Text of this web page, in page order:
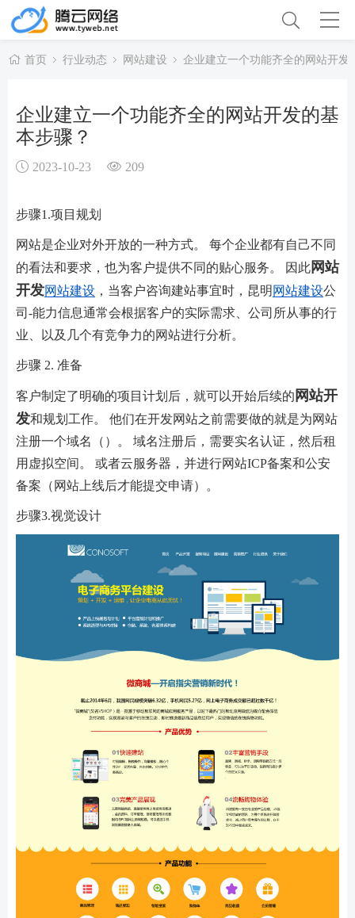
首页 行业动态 网站建设 企业建立一个功能齐全的网站开发
企业建立一个功能齐全的网站开发的基
本步骤？
2023-10-23 209
步骤1.项目规划
网站是企业对外开放的一种方式。 每个企业都有自己不同
的看法和要求，也为客户提供不同的贴心服务。 因此网站
开发网站建设 ，当客户咨询建站事宜时，昆明 网站建设公
司-能力信息通常会根据客户的实际需求、公司所从事的行
业、以及几个有竞争力的网站进行分析。
步骤 2. 准备
客户制定了明确的项目计划后，就可以开始后续的 网站开
发和规划工作。 他们在开发网站之前需要做的就是为网站
注册一个域名（）。 域名注册后，需要实名认证，然后租
用虚拟空间。 或者云服务器，并进行网站ICP备案和公安
备案（网站上线后才能提交申请）。
步骤3.视觉设计